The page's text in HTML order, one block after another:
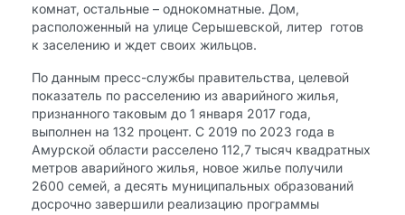
комнат, остальные – однокомнатные. Дом,
расположенный на улице Серышевской, литер ​ готов
к заселению и ждет своих жильцов.
По данным пресс-службы правительства, целевой
показатель по расселению из аварийного жилья,
признанного таковым до 1 января 2017 года,
выполнен на 132 процент. С 2019 по 2023 года в
Амурской области расселено 112,7 тысяч квадратных
метров аварийного жилья, новое жилье получили
2600 семей, а десять муниципальных образований
досрочно завершили реализацию программы